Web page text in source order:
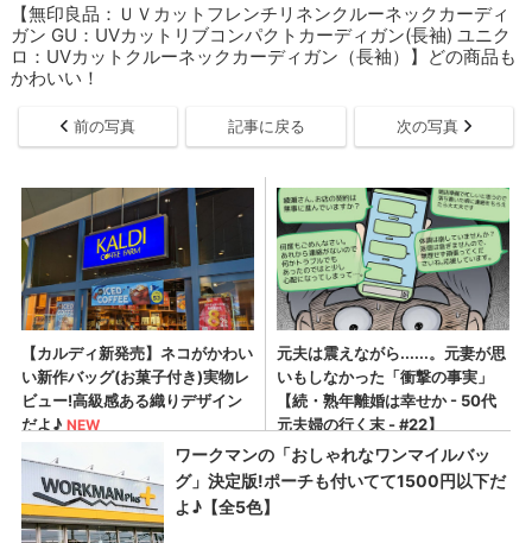
【無印良品：ＵＶカットフレンチリネンクルーネックカーディ
ガン GU：UVカットリブコンパクトカーディガン(長袖) ユニク
ロ：UVカットクルーネックカーディガン（長袖）】どの商品も
かわいい！
前の写真 記事に戻る 次の写真